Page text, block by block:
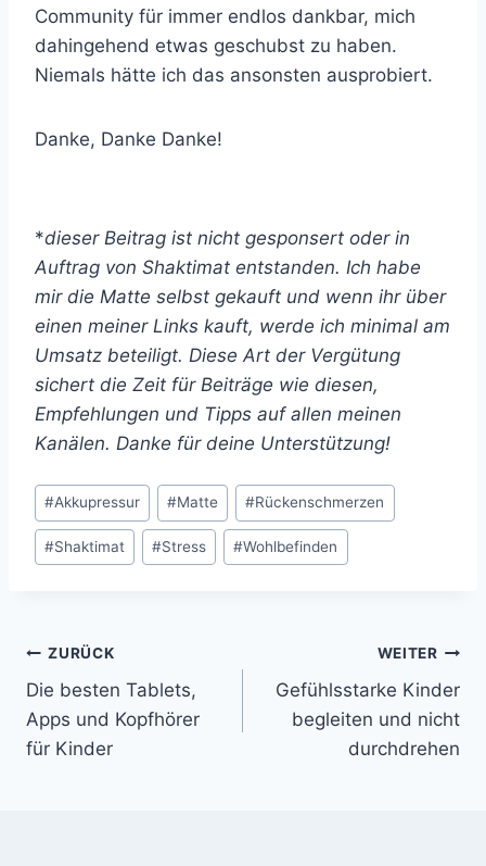
Community für immer endlos dankbar, mich
dahingehend etwas geschubst zu haben.
Niemals hätte ich das ansonsten ausprobiert.
Danke, Danke Danke!
*dieser Beitrag ist nicht gesponsert oder in
Auftrag von Shaktimat entstanden. Ich habe
mir die Matte selbst gekauft und wenn ihr über
einen meiner Links kauft, werde ich minimal am
Umsatz beteiligt. Diese Art der Vergütung
sichert die Zeit für Beiträge wie diesen,
Empfehlungen und Tipps auf allen meinen
Kanälen. Danke für deine Unterstützung!
Schlagworte:
#Akkupressur #Matte #Rückenschmerzen
#Shaktimat #Stress #Wohlbefinden
Beitragsnavigation
ZURÜCK
Die besten Tablets,
Apps und Kopfhörer
für Kinder
WEITER
Gefühlsstarke Kinder
begleiten und nicht
durchdrehen